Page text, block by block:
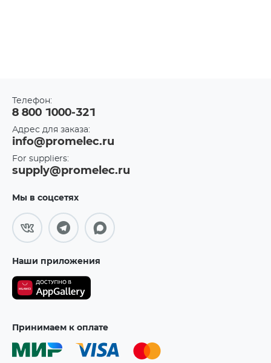
Телефон:
8 800 1000-321
Адрес для заказа:
info@promelec.ru
For suppliers:
supply@promelec.ru
Мы в соцсетях
Наши приложения
Принимаем к оплате